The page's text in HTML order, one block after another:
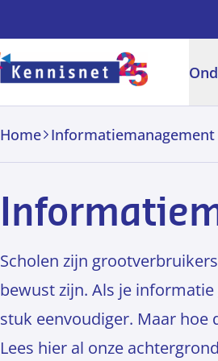
Home Informatiemanagement
Scholen zijn
bewust zijn. Als je
stuk eenvoudiger. Maar hoe
Lees hier al onze